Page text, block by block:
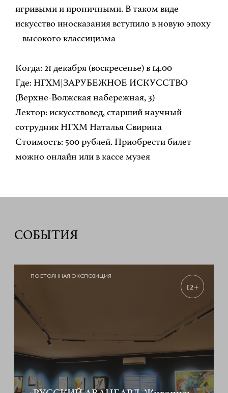
игривыми и ироничными. В таком виде
искусство иносказания вступило в новую эпоху
– высокого классицизма
Когда: 21 декабря (воскресенье) в 14.00
Где: НГХМ|ЗАРУБЕЖНОЕ ИСКУССТВО
(Верхне-Волжская набережная, 3)
Лектор: искусствовед, старший научный
сотрудник НГХМ Наталья Свирина
Стоимость: 500 рублей. Приобрести билет
можно онлайн или в кассе музея
СОБЫТИЯ
ПОСТОЯННАЯ ЭКСПОЗИЦИЯ
12+